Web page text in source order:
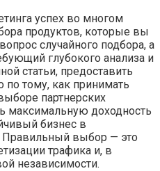
успех во многом
продуктов, которые вы
случайного подбора, а
глубокого анализа и
статьи, предоставить
по тому, как принимать
партнерских
максимальную доходность
бизнес в
Правильный выбор — это
трафика и, в
независимости.